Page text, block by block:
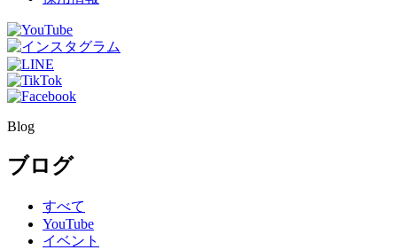
Blog
ブログ
すべて
YouTube
イベント